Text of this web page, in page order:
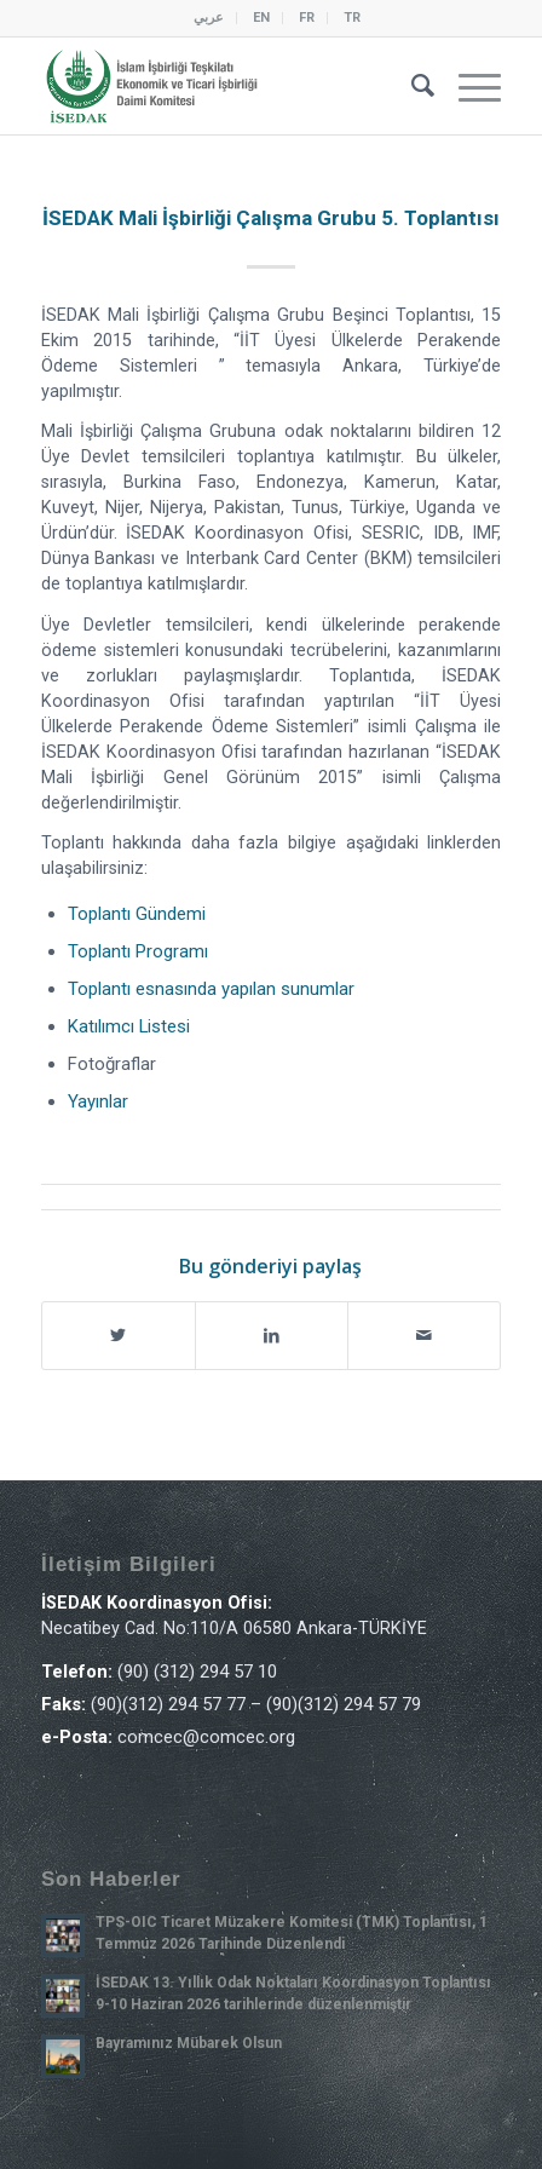
عربي EN FR TR
İSEDAK Mali İşbirliği Çalışma Grubu 5. Toplantısı
İSEDAK Mali İşbirliği Çalışma Grubu Beşinci Toplantısı, 15
Ekim 2015 tarihinde, “İİT Üyesi Ülkelerde Perakende
Ödeme Sistemleri ” temasıyla Ankara, Türkiye’de
yapılmıştır.
Mali İşbirliği Çalışma Grubuna odak noktalarını bildiren 12
Üye Devlet temsilcileri toplantıya katılmıştır. Bu ülkeler,
sırasıyla, Burkina Faso, Endonezya, Kamerun, Katar,
Kuveyt, Nijer, Nijerya, Pakistan, Tunus, Türkiye, Uganda ve
Ürdün’dür. İSEDAK Koordinasyon Ofisi, SESRIC, IDB, IMF,
Dünya Bankası ve Interbank Card Center (BKM) temsilcileri
de toplantıya katılmışlardır.
Üye Devletler temsilcileri, kendi ülkelerinde perakende
ödeme sistemleri konusundaki tecrübelerini, kazanımlarını
ve zorlukları paylaşmışlardır. Toplantıda, İSEDAK
Koordinasyon Ofisi tarafından yaptırılan “İİT Üyesi
Ülkelerde Perakende Ödeme Sistemleri” isimli Çalışma ile
İSEDAK Koordinasyon Ofisi tarafından hazırlanan “İSEDAK
Mali İşbirliği Genel Görünüm 2015” isimli Çalışma
değerlendirilmiştir.
Toplantı hakkında daha fazla bilgiye aşağıdaki linklerden
ulaşabilirsiniz:
Toplantı Gündemi
Toplantı Programı
Toplantı esnasında yapılan sunumlar
Katılımcı Listesi
Fotoğraflar
Yayınlar
Bu gönderiyi paylaş
İletişim Bilgileri
İSEDAK Koordinasyon Ofisi:
Necatibey Cad. No:110/A 06580 Ankara-TÜRKİYE
Telefon:(90) (312) 294 57 10
Faks:(90)(312) 294 57 77 – (90)(312) 294 57 79
e-Posta:comcec@comcec.org
Son Haberler
TPS-OIC Ticaret Müzakere Komitesi (TMK) Toplantısı, 1
Temmuz 2026 Tarihinde Düzenlendi
İSEDAK 13. Yıllık Odak Noktaları Koordinasyon Toplantısı
9-10 Haziran 2026 tarihlerinde düzenlenmiştir
Bayramınız Mübarek Olsun